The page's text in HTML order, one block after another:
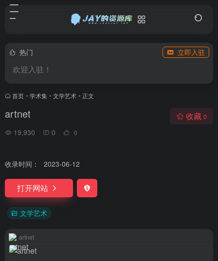
热门 立即入驻
欢迎入驻！
首页 • 学术集 • 文学艺术 • 正文
artnet
19,930 0 0
收藏 0
收录时间： 2023-06-12
打开网站
文学艺术
artnet